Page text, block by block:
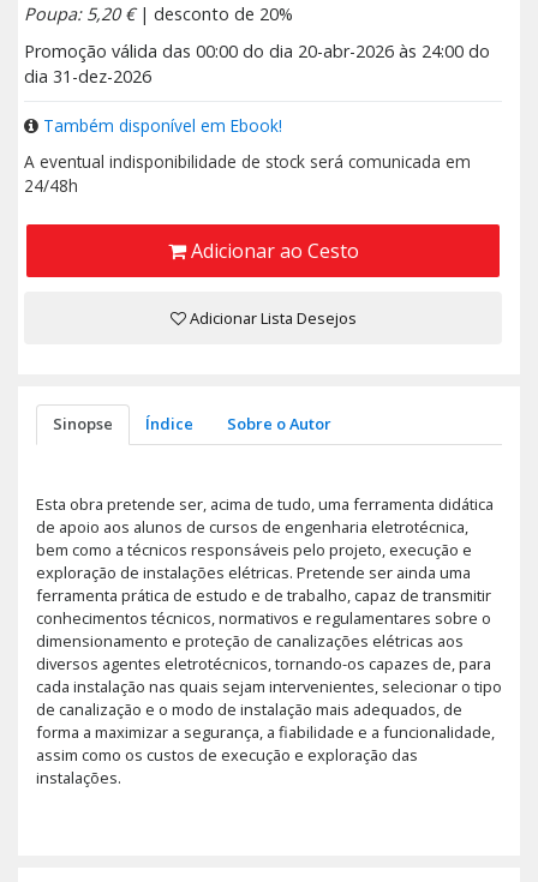
Poupa: 5,20 €| desconto de 20%
Promoção válida das 00:00 do dia 20-abr-2026 às 24:00 do
dia 31-dez-2026
Também disponível em Ebook!
A eventual indisponibilidade de stock será comunicada em
24/48h
Adicionar ao Cesto
Adicionar Lista Desejos
Sinopse Índice Sobre o Autor
Esta obra pretende ser, acima de tudo, uma ferramenta didática
de apoio aos alunos de cursos de engenharia eletrotécnica,
bem como a técnicos responsáveis pelo projeto, execução e
exploração de instalações elétricas. Pretende ser ainda uma
ferramenta prática de estudo e de trabalho, capaz de transmitir
conhecimentos técnicos, normativos e regulamentares sobre o
dimensionamento e proteção de canalizações elétricas aos
diversos agentes eletrotécnicos, tornando-os capazes de, para
cada instalação nas quais sejam intervenientes, selecionar o tipo
de canalização e o modo de instalação mais adequados, de
forma a maximizar a segurança, a fiabilidade e a funcionalidade,
assim como os custos de execução e exploração das
instalações.